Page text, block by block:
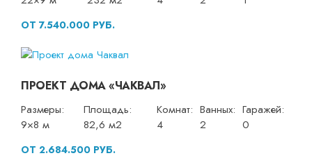
ОТ 7.540.000 РУБ.
ПРОЕКТ ДОМА «ЧАКВАЛ»
Размеры:
9×8 м
Площадь:
82,6 м2
Комнат:
4
Ванных:
2
Гаражей:
0
ОТ 2.684.500 РУБ.